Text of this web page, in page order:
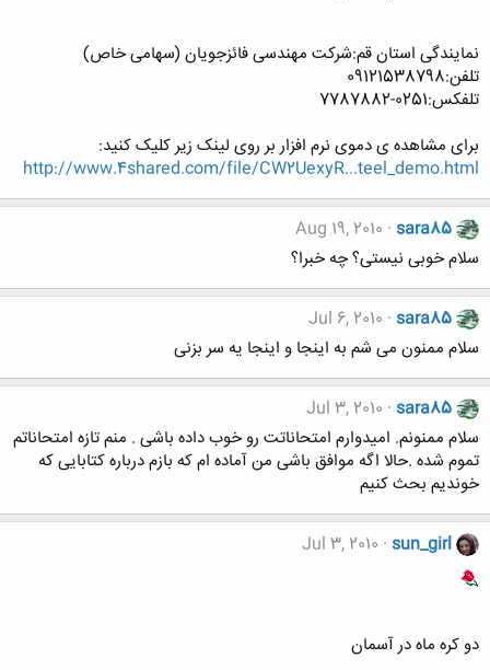
نمایندگی استان قم:شرکت مهندسی فائزجویان (سهامی خاص)
تلفن:09121538798
تلفکس:0251-7787882
برای مشاهده ی دموی نرم افزار بر روی لینک زیر کلیک کنید:
http://www.4shared.com/file/CW2UexyR...teel_demo.html
sara85
Aug 19, 2010
سلام خوبی نیستی؟ چه خبرا؟
sara85
Jul 6, 2010
سلام ممنون می شم به اینجا و اینجا یه سر بزنی
sara85
Jul 3, 2010
سلام ممنونم. امیدوارم امتحاناتت رو خوب داده باشی . منم تازه امتحاناتم
تموم شده .حالا اگه موافق باشی من آماده ام که بازم درباره کتابایی که
خوندیم بحث کنیم
sun_girl
Jul 3, 2010
دو کره ماه در آسمان